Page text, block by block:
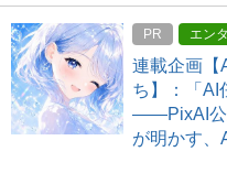
PR エン
連載企画【
ち】：「AI
――PixAI公
が明かす、